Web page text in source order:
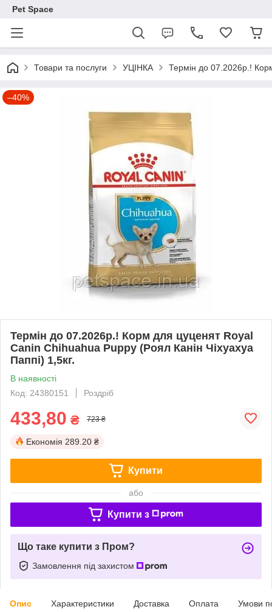
Pet Space
Товари та послуги УЦІНКА Термін до 07.2026р.!
–40%
Термін до 07.2026р.! Корм для цуценят Royal
Canin Chihuahua Puppy (Роял Канін Чіхуахуа
Паппі) 1,5кг.
В наявності
Код: 24380151
Роздріб
433,80 ₴ 723 ₴
Економія 289.20 ₴
Купити
або
Купити з
Що таке купити з Пром?
Замовлення під захистом
Опис Характеристики Доставка Оплата Умови